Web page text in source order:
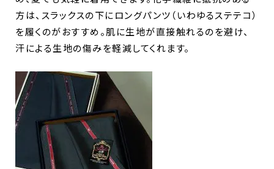
方は、スラックスの下にロングパンツ（いわゆるステテコ）
を履くのがおすすめ。肌に生地が直接触れるのを避け、
汗による生地の傷みを軽減してくれます。